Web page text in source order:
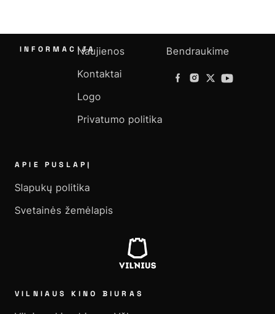
INFORMACIJANaujienos
Kontaktai
Logo
Privatumo politika
Bendraukime
APIE PUSLAPĮ
Slapukų politika
Svetainės žemėlapis
VILNIAUS KINO BIURAS